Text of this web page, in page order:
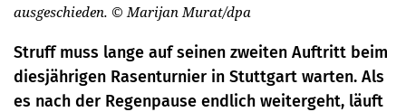
ausgeschieden. © Marijan Murat/dpa
Struff muss lange auf seinen zweiten Auftritt beim
diesjährigen Rasenturnier in Stuttgart warten. Als
es nach der Regenpause endlich weitergeht, läuft